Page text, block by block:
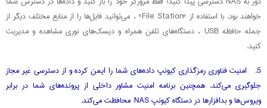
خواهند بود. با استفاده از "File Station" ، می‌توانید فایل‌ها را از منابع مختلف دیگر از
جمله حافظه USB ، دستگاه‌های تلفن همراه و دیسک‌های نوری مشاهده و مدیریت
کنید.
5. امنیت فناوری رمزگذاری کیونپ داده‌های شما را ایمن کرده و از دسترسی غیر مجاز
جلوگیری می‌کند. همچنین برنامه امنیت مشاور داخلی از پرونده‌های شما در برابر
ویروس‌ها و بدافزارها در دستگاه کیونپ NAS محافظت می‌کند.